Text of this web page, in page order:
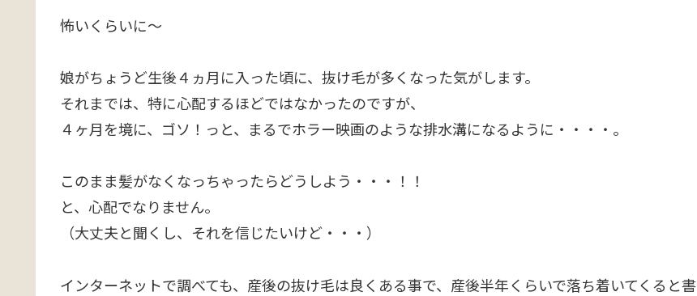
怖いくらいに～
娘がちょうど生後４ヵ月に入った頃に、抜け毛が多くなった気がします。
それまでは、特に心配するほどではなかったのですが、
４ヶ月を境に、ゴソ！っと、まるでホラー映画のような排水溝になるように・・・・。
このまま髪がなくなっちゃったらどうしよう・・・！！
と、心配でなりません。
（大丈夫と聞くし、それを信じたいけど・・・）
インターネットで調べても、産後の抜け毛は良くある事で、産後半年くらいで落ち着いてくると書